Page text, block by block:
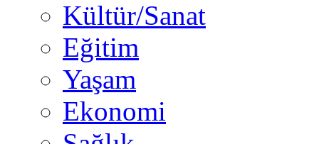
Kültür/Sanat
Eğitim
Yaşam
Ekonomi